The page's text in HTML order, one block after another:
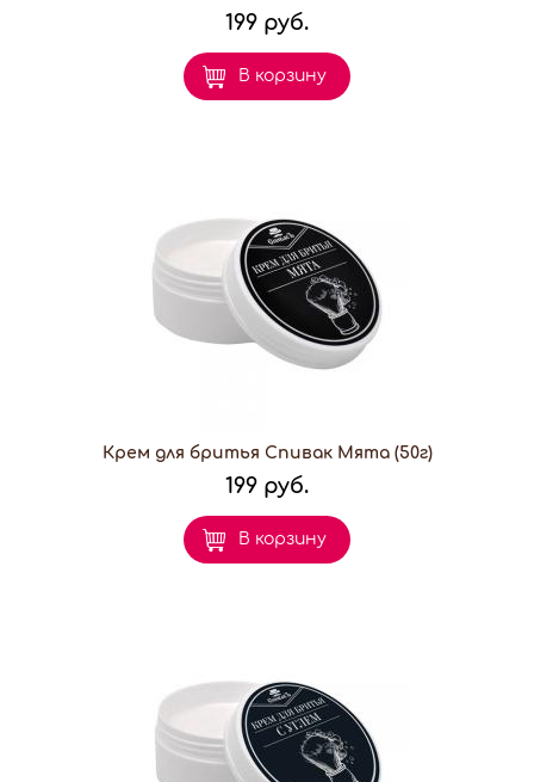
199 руб.
В корзину
Крем для бритья Спивак Мята (50г)
199 руб.
В корзину